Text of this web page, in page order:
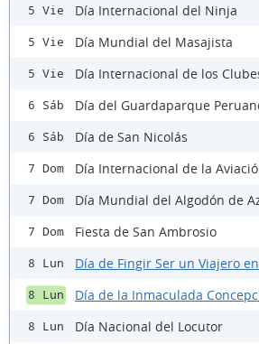
5 Vie Día Internacional del Ninja
5 Vie Día Mundial del Masajista
5 Vie Día Internacional de los
6 Sáb Día del Guardaparque
6 Sáb Día de San Nicolás
7 Dom Día Internacional de la
7 Dom Día Mundial del Algodón de
7 Dom Fiesta de San Ambrosio
8 Lun Día de Fingir Ser un Viajero
8 Lun Día de la Inmaculada
8 Lun Día Nacional del Locutor